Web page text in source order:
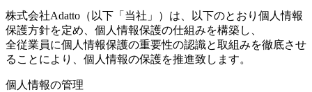
株式会社Adatto（以下「当社」）は、以下のとおり個人情報
保護方針を定め、個人情報保護の仕組みを構築し、
全従業員に個人情報保護の重要性の認識と取組みを徹底させ
ることにより、個人情報の保護を推進致します。
個人情報の管理